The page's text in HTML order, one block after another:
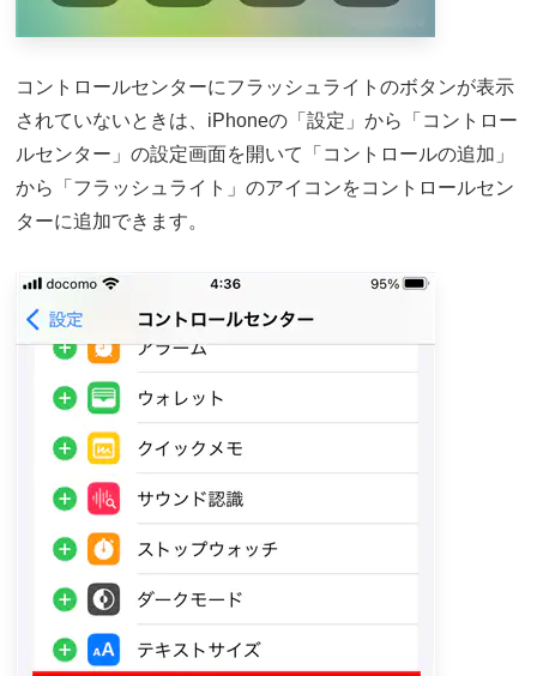
コントロールセンターにフラッシュライトのボタンが表示
されていないときは、iPhoneの「設定」から「コントロー
ルセンター」の設定画面を開いて「コントロールの追加」
から「フラッシュライト」のアイコンをコントロールセン
ターに追加できます。